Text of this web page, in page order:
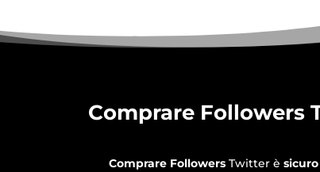
Comprare Followers
Comprare FollowersTwitter è